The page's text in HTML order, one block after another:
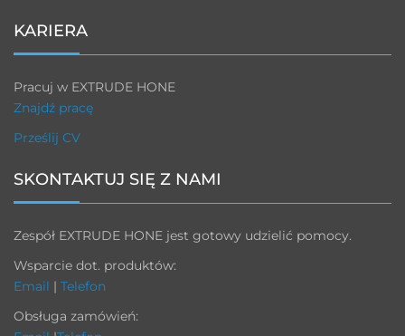
KARIERA
Pracuj w EXTRUDE HONE
Znajdź pracę
Prześlij CV
SKONTAKTUJ SIĘ Z NAMI
Zespół EXTRUDE HONE jest gotowy udzielić pomocy.
Wsparcie dot. produktów:
Email | Telefon
Obsługa zamówień: